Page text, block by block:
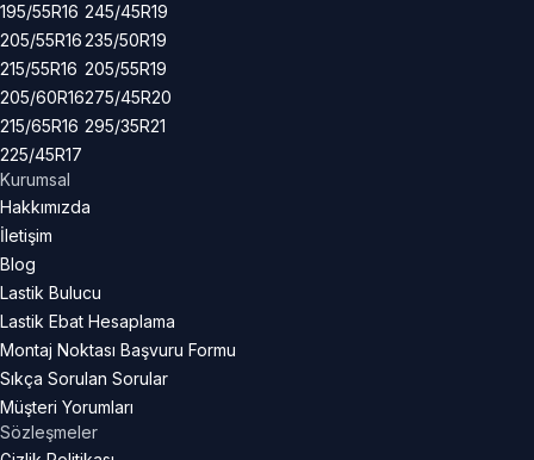
195/55R16
205/55R16
215/55R16
205/60R16
215/65R16
225/45R17
245/45R19
235/50R19
205/55R19
275/45R20
295/35R21
Kurumsal
Hakkımızda
İletişim
Blog
Lastik Bulucu
Lastik Ebat Hesaplama
Montaj Noktası Başvuru Formu
Sıkça Sorulan Sorular
Müşteri Yorumları
Sözleşmeler